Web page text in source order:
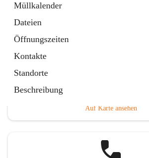
Müllkalender
Dateien
Öffnungszeiten
Kontakte
Standorte
Beschreibung
Auf Karte ansehen